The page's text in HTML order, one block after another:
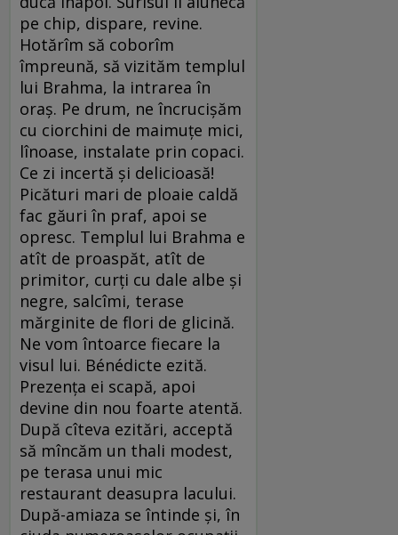
pe chip, dispare, revine.
Hotărîm să coborîm
împreună, să vizităm templul
lui Brahma, la intrarea în
oraş. Pe drum, ne încrucişăm
cu ciorchini de maimuţe mici,
lînoase, instalate prin copaci.
Ce zi incertă şi delicioasă!
Picături mari de ploaie caldă
fac găuri în praf, apoi se
opresc. Templul lui Brahma e
atît de proaspăt, atît de
primitor, curţi cu dale albe şi
negre, salcîmi, terase
mărginite de flori de glicină.
Ne vom întoarce fiecare la
visul lui. Bénédicte ezită.
Prezenţa ei scapă, apoi
devine din nou foarte atentă.
După cîteva ezitări, acceptă
să mîncăm un thali modest,
pe terasa unui mic
restaurant deasupra lacului.
După-amiaza se întinde şi, în